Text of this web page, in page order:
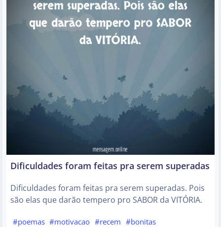
Dificuldades foram feitas pra serem superadas
Dificuldades foram feitas pra serem superadas. Pois
são elas que darão tempero pro SABOR da VITÓRIA.
#poemas #motivacao #recem #bonitas